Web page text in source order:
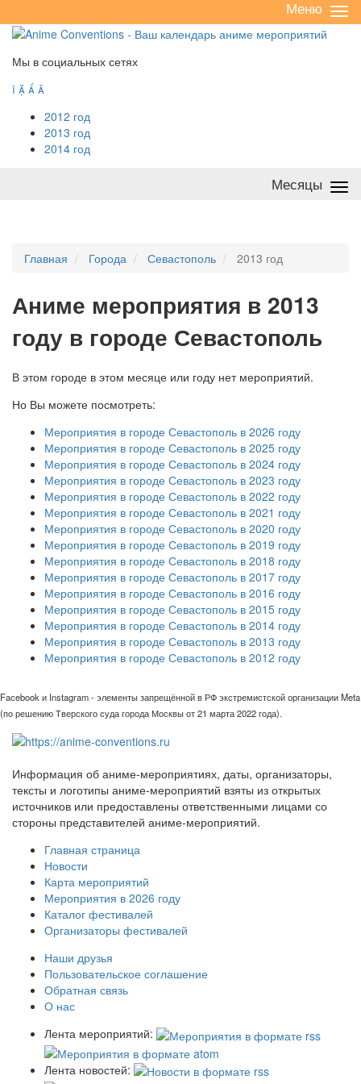
/
Меню
Мы в социальных сетях
   
2012 год
2013 год
2014 год
Месяцы
Главная Города Севастополь 2013 год
Аниме мероприятия в 2013
году в городе Севастополь
В этом городе в этом месяце или году нет мероприятий.
Но Вы можете посмотреть:
Мероприятия в городе Севастополь в 2026 году
Мероприятия в городе Севастополь в 2025 году
Мероприятия в городе Севастополь в 2024 году
Мероприятия в городе Севастополь в 2023 году
Мероприятия в городе Севастополь в 2022 году
Мероприятия в городе Севастополь в 2021 году
Мероприятия в городе Севастополь в 2020 году
Мероприятия в городе Севастополь в 2019 году
Мероприятия в городе Севастополь в 2018 году
Мероприятия в городе Севастополь в 2017 году
Мероприятия в городе Севастополь в 2016 году
Мероприятия в городе Севастополь в 2015 году
Мероприятия в городе Севастополь в 2014 году
Мероприятия в городе Севастополь в 2013 году
Мероприятия в городе Севастополь в 2012 году
Facebook и Instagram - элементы запрещённой в РФ экстремистской организации Meta
(по решению Тверского суда города Москвы от 21 марта 2022 года).
Информация об аниме-мероприятиях, даты, организаторы,
тексты и логотипы аниме-мероприятий взяты из открытых
источников или предоставлены ответственными лицами со
стороны представителей аниме-мероприятий.
Главная страница
Новости
Карта мероприятий
Мероприятия в 2026 году
Каталог фестивалей
Организаторы фестивалей
Наши друзья
Пользовательское соглашение
Обратная связь
О нас
Лента мероприятий:
Лента новостей: